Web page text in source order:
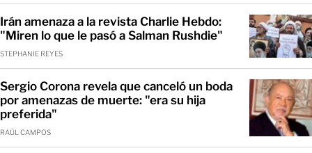
Irán amenaza a la revista Charlie Hebdo:
"Miren lo que le pasó a Salman Rushdie"
STEPHANIE REYES
Sergio Corona revela que canceló un boda
por amenazas de muerte: "era su hija
preferida"
RAÚL CAMPOS